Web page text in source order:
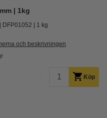
| 1kg
DFP01052 1 kg
och beskrivningen
Köp